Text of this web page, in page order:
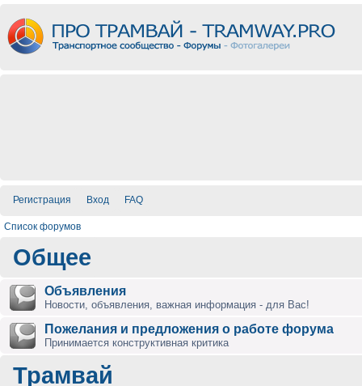
Регистрация Вход FAQ
Список форумов
Общее
Объявления
Новости, объявления, важная информация - для Вас!
Пожелания и предложения о работе форума
Принимается конструктивная критика
Трамвай